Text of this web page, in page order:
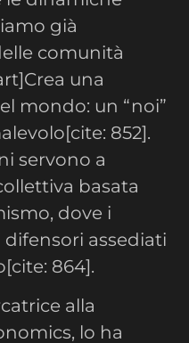
già
comunità
una
mondo: un “noi”
852].
servono a
basata
dove i
assediati
864].
alla
lo ha